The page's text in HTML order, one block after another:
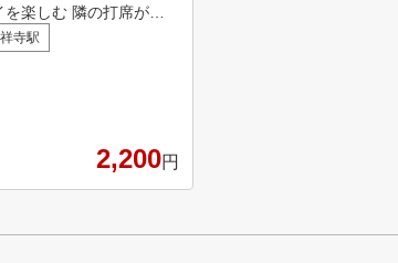
を楽しむ 隣の打席が気
ない半個室、天井まであ
型スクリーンに映し出さ
ので隣の打席も気になら
分だけのプレイが楽しめ
が変わらないので、お選
寺駅
2,200円